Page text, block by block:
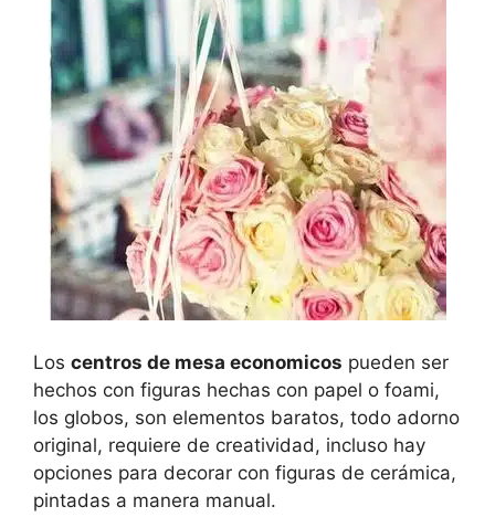
Los centros de mesa economicos pueden ser
hechos con figuras hechas con papel o foami,
los globos, son elementos baratos, todo adorno
original, requiere de creatividad, incluso hay
opciones para decorar con figuras de cerámica,
pintadas a manera manual.